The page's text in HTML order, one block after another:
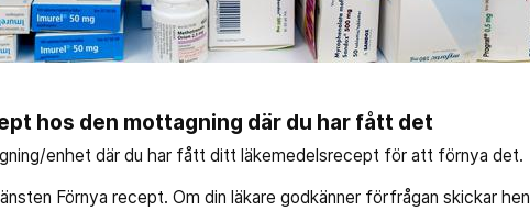
hos den mottagning där du har fått det
enhet där du har fått ditt läkemedelsrecept för att förnya det.
Förnya recept. Om din läkare godkänner förfrågan skickar